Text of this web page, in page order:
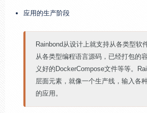
应用的生产阶段
Rainbond从设计上就支持从各类型软
从各类型编程语言源码，已经打包的
义好的DockerCompose文件等等。
层面元素，就像一个生产线，输入各
的应用。